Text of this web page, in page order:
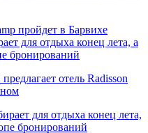
для отдыха конец лета, а
бронирований
отель Radisson